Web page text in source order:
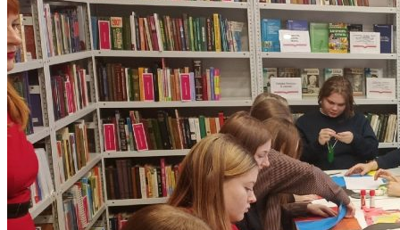
Отзывы работодателей
Выпускники
Дополнительное образование
ЦЕНТР ДОПОЛНИТЕЛЬНОГО
ОБРАЗОВАНИЯ
ПРОГРАММЫ ДОПОЛНИТЕЛЬНОГО